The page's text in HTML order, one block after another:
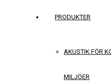
PRODUKTER
AKUSTIK FÖR
MILJÖER